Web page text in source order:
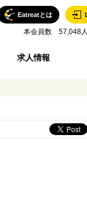
Eatreatとは
本会員数 57,048
求人情報